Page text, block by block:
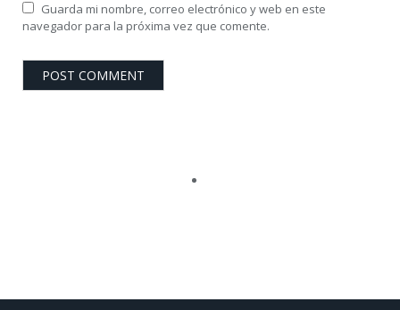
Guarda mi nombre, correo electrónico y web en este
navegador para la próxima vez que comente.